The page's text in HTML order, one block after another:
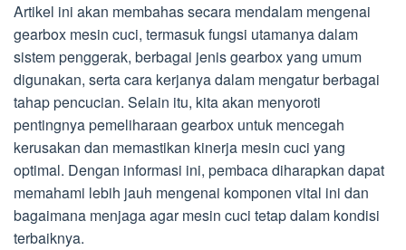
Artikel ini akan membahas secara mendalam mengenai
gearbox mesin cuci, termasuk fungsi utamanya dalam
sistem penggerak, berbagai jenis gearbox yang umum
digunakan, serta cara kerjanya dalam mengatur berbagai
tahap pencucian. Selain itu, kita akan menyoroti
pentingnya pemeliharaan gearbox untuk mencegah
kerusakan dan memastikan kinerja mesin cuci yang
optimal. Dengan informasi ini, pembaca diharapkan dapat
memahami lebih jauh mengenai komponen vital ini dan
bagaimana menjaga agar mesin cuci tetap dalam kondisi
terbaiknya.